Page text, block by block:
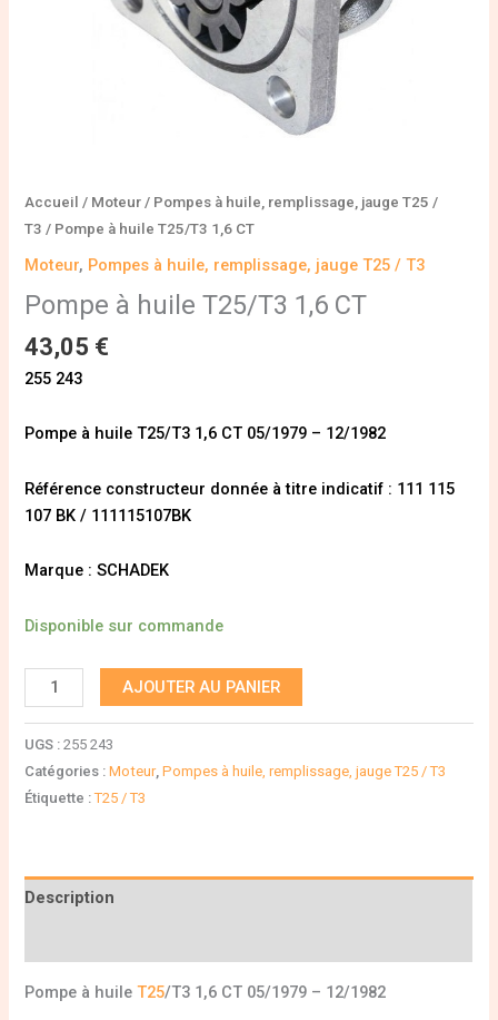
Accueil / Moteur / Pompes à huile, remplissage, jauge T25 /
T3 / Pompe à huile T25/T3 1,6 CT
Moteur, Pompes à huile, remplissage, jauge T25 / T3
Pompe à huile T25/T3 1,6 CT
43,05 €
255 243
Pompe à huile T25/T3 1,6 CT 05/1979 – 12/1982
Référence constructeur donnée à titre indicatif : 111 115
107 BK / 111115107BK
Marque : SCHADEK
Disponible sur commande
AJOUTER AU PANIER
UGS :255 243
Catégories :Moteur,Pompes à huile, remplissage, jauge T25 / T3
Étiquette :T25 / T3
Description
Pompe à huileT25/T3 1,6 CT 05/1979 – 12/1982